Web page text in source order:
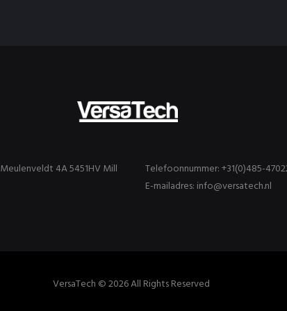
Telefoonnummer: +31(0)485-
E-mailadres: info@versatech.nl
Meulenveldt 4A 5451HV Mill
VersaTech © 2026 All Rights Reserved